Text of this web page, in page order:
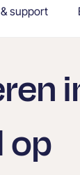
support
op